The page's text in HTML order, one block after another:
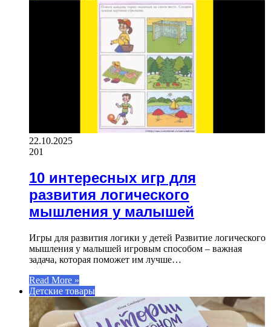
22.10.2025
201
10 интересных игр для
развития логического
мышления у малышей
Игры для развития логики у детей Развитие логического
мышления у малышей игровым способом – важная
задача, которая поможет им лучше…
Read More »
Детские товары